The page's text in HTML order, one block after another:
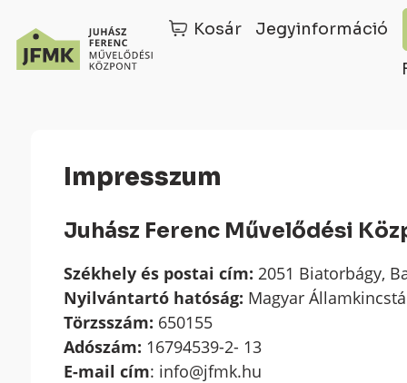
Kosár Jegyinformáció
Impresszum
Juhász Ferenc Művelődési
Székhely és postai cím: 2051 Biatorbágy,
Nyilvántartó hatóság: Magyar
Törzsszám: 650155
Adószám: 16794539-2- 13
E-mail cím: info@jfmk.hu